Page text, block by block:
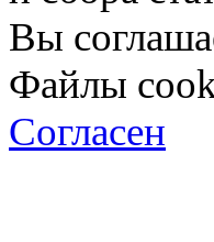
Вы
Файлы
Согласен